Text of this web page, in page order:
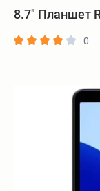
8.7" Планшет
0